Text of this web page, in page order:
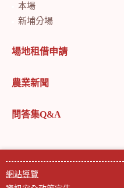
本場
新埔分場
場地租借申請
農業新聞
問答集Q&A
網站導覽